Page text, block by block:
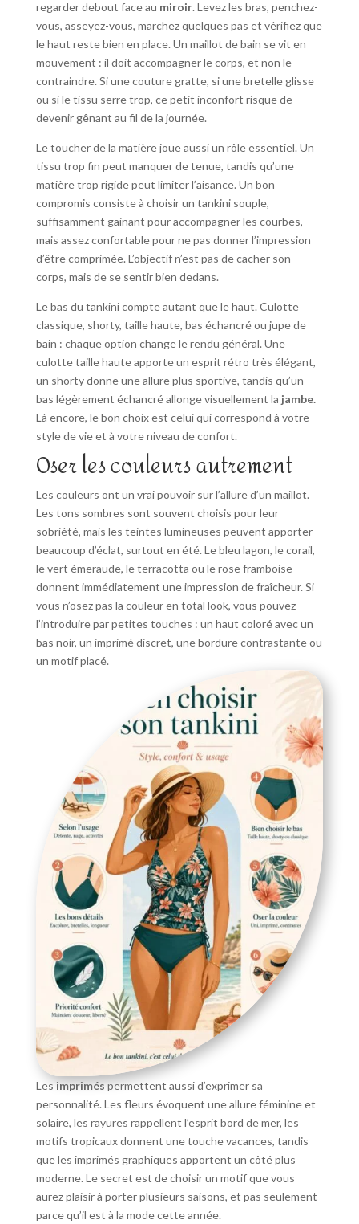
regarder debout face au miroir. Levez les bras, penchez-
vous, asseyez-vous, marchez quelques pas et vérifiez que
le haut reste bien en place. Un maillot de bain se vit en
mouvement : il doit accompagner le corps, et non le
contraindre. Si une couture gratte, si une bretelle glisse
ou si le tissu serre trop, ce petit inconfort risque de
devenir gênant au fil de la journée.
Le toucher de la matière joue aussi un rôle essentiel. Un
tissu trop fin peut manquer de tenue, tandis qu’une
matière trop rigide peut limiter l’aisance. Un bon
compromis consiste à choisir un tankini souple,
suffisamment gainant pour accompagner les courbes,
mais assez confortable pour ne pas donner l’impression
d’être comprimée. L’objectif n’est pas de cacher son
corps, mais de se sentir bien dedans.
Le bas du tankini compte autant que le haut. Culotte
classique, shorty, taille haute, bas échancré ou jupe de
bain : chaque option change le rendu général. Une
culotte taille haute apporte un esprit rétro très élégant,
un shorty donne une allure plus sportive, tandis qu’un
bas légèrement échancré allonge visuellement la jambe.
Là encore, le bon choix est celui qui correspond à votre
style de vie et à votre niveau de confort.
Oser les couleurs autrement
Les couleurs ont un vrai pouvoir sur l’allure d’un maillot.
Les tons sombres sont souvent choisis pour leur
sobriété, mais les teintes lumineuses peuvent apporter
beaucoup d’éclat, surtout en été. Le bleu lagon, le corail,
le vert émeraude, le terracotta ou le rose framboise
donnent immédiatement une impression de fraîcheur. Si
vous n’osez pas la couleur en total look, vous pouvez
l’introduire par petites touches : un haut coloré avec un
bas noir, un imprimé discret, une bordure contrastante ou
un motif placé.
Les impriméspermettent aussi d’exprimer sa
personnalité. Les fleurs évoquent une allure féminine et
solaire, les rayures rappellent l’esprit bord de mer, les
motifs tropicaux donnent une touche vacances, tandis
que les imprimés graphiques apportent un côté plus
moderne. Le secret est de choisir un motif que vous
aurez plaisir à porter plusieurs saisons, et pas seulement
parce qu’il est à la mode cette année.